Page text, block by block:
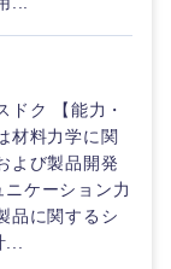
ドク 【能力・
材料力学に関
よび製品開発
ケーション力
品に関するシ